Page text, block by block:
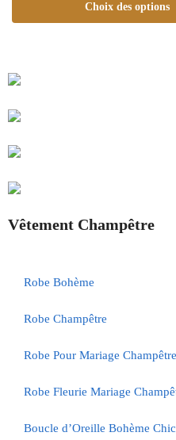
Choix des options
Vêtement Champêtre
Robe Bohème
Robe Champêtre
Robe Pour Mariage Champêtre
Robe Fleurie Mariage
Boucle d’Oreille Bohème Chic